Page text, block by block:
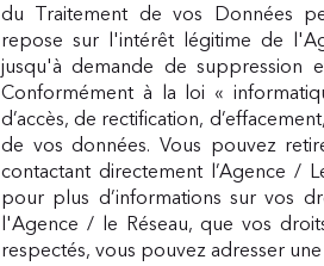
du Traitement de vos Données
repose sur l'intérêt légitime de
jusqu'à demande de suppression
Conformément à la loi «
d’accès, de rectification,
de vos données. Vous pouvez
contactant directement l’Agence /
pour plus d’informations sur vos
l'Agence / le Réseau, que vos
respectés, vous pouvez adresser